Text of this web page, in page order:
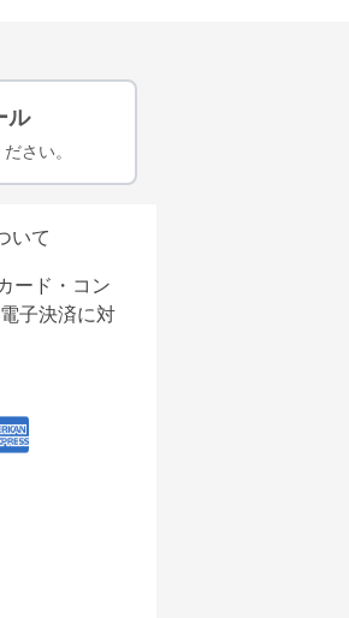
ル
さい。
いて
ード・コン
子決済に対